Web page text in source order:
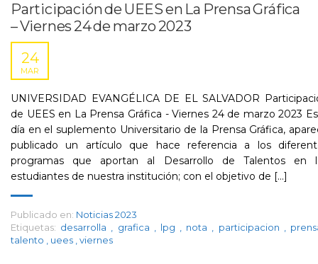
Participación de UEES en La Prensa Gráfica
– Viernes 24 de marzo 2023
24
MAR
UNIVERSIDAD EVANGÉLICA DE EL SALVADOR
de UEES en La Prensa Gráfica - Viernes 24 de marzo 2023
día en el suplemento Universitario de la Prensa Gráfica,
publicado un artículo que hace referencia a los
programas que aportan al Desarrollo de Talentos en
estudiantes de nuestra institución; con el objetivo de [...]
Publicado en: Noticias 2023
Etiquetas: desarrolla grafica lpg nota participacion
talento
uees viernes